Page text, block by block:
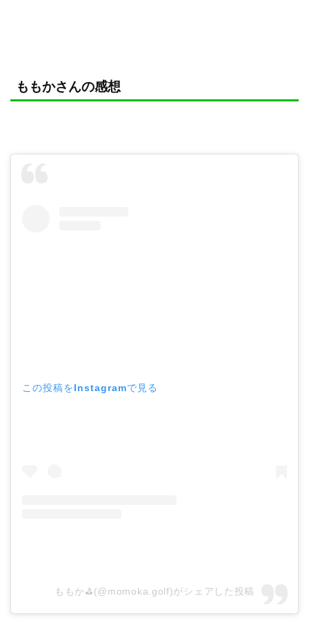
ももかさんの感想
この投稿をInstagramで見る
ももか⛳️(@momoka.golf)がシェアした投稿